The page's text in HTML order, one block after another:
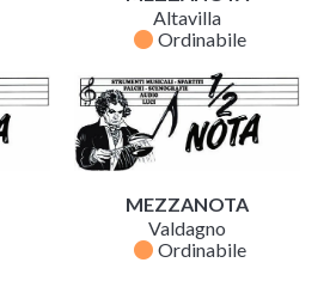
Altavilla
fiber_manual_record Ordinabile
MEZZANOTA
Valdagno
fiber_manual_record Ordinabile